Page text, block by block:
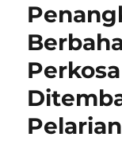
Pelarian